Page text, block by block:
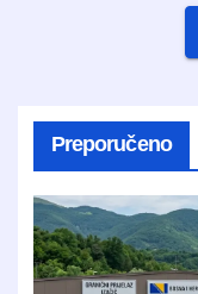
Preporučeno